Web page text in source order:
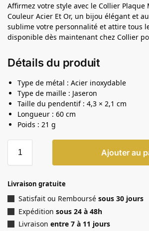
Affirmez votre style avec le Collier
Couleur Acier Et Or, un bijou élégant et
sublime votre personnalité et attire tous
disponible dès maintenant chez Collier
Détails du produit
Type de métal : Acier inoxydable
Type de maille : Jaseron
Taille du pendentif : 4,3 × 2,1 cm
Longueur : 60 cm
Poids : 21 g
Ajouter au
Livraison gratuite
Satisfait ou Remboursé sous 30 jours
Expédition sous 24 à 48h
Livraison entre 7 à 11 jours